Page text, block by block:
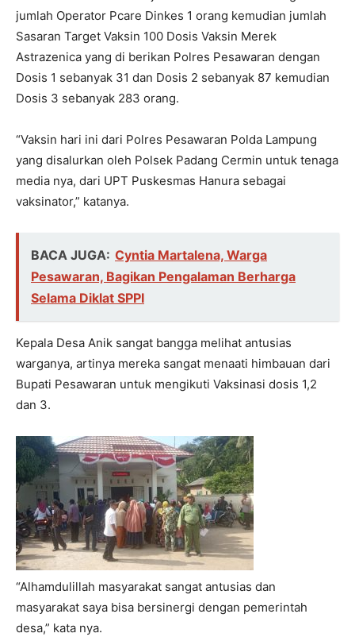
jumlah Operator Pcare Dinkes 1 orang kemudian jumlah
Sasaran Target Vaksin 100 Dosis Vaksin Merek
Astrazenica yang di berikan Polres Pesawaran dengan
Dosis 1 sebanyak 31 dan Dosis 2 sebanyak 87 kemudian
Dosis 3 sebanyak 283 orang.
“Vaksin hari ini dari Polres Pesawaran Polda Lampung
yang disalurkan oleh Polsek Padang Cermin untuk tenaga
media nya, dari UPT Puskesmas Hanura sebagai
vaksinator,” katanya.
BACA JUGA: Cyntia Martalena, Warga
Pesawaran, Bagikan Pengalaman Berharga
Selama Diklat SPPI
Kepala Desa Anik sangat bangga melihat antusias
warganya, artinya mereka sangat menaati himbauan dari
Bupati Pesawaran untuk mengikuti Vaksinasi dosis 1,2
dan 3.
“Alhamdulillah masyarakat sangat antusias dan
masyarakat saya bisa bersinergi dengan pemerintah
desa,” kata nya.